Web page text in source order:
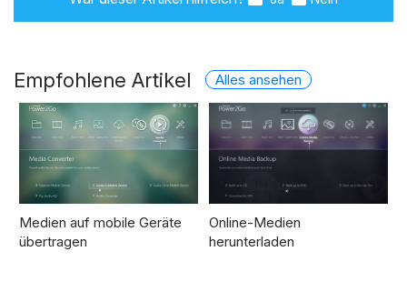
Empfohlene Artikel Alles ansehen
Medien auf mobile Geräte
übertragen
Online-Medien
herunterladen